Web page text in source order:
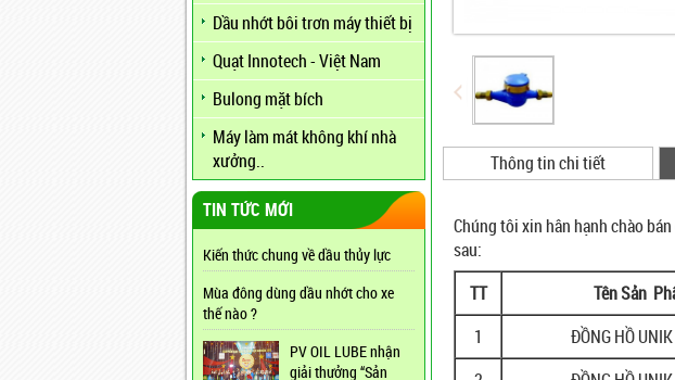
Dầu nhớt bôi trơn máy thiết bị
Quạt Innotech - Việt Nam
Bulong mặt bích
Máy làm mát không khí nhà
xưởng..
TIN TỨC MỚI
Kiến thức chung về dầu thủy lực
Mùa đông dùng dầu nhớt cho xe
thế nào ?
PV OIL LUBE nhận
giải thưởng “Sản
Thông tin chi tiết
Chúng tôi xin hân hạnh chào
sau:
TT
Tên Sản
1
ĐỒNG HỒ